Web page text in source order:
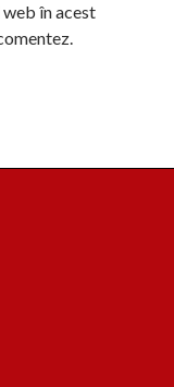
în acest